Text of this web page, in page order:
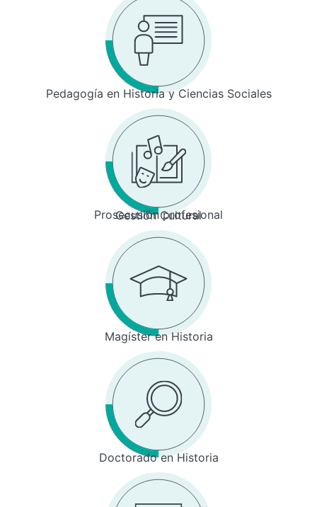
Pedagogía en Historia y Ciencias Sociales
Prosecusión profesional
Gestión Cultural
Magíster en Historia
Doctorado en Historia